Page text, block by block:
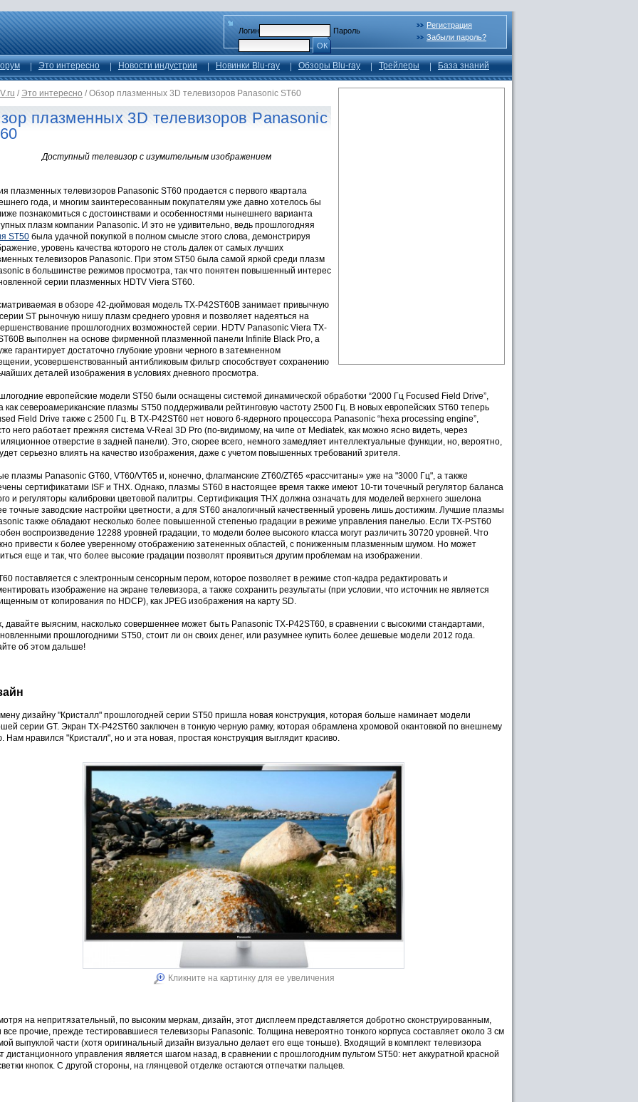
Логин
Пароль
ОК
Регистрация
Забыли пароль?
Это интересно Новости индустрии Новинки Blu-ray Обзоры Blu-ray Трейлеры База знаний
/ Это интересно / Обзор плазменных 3D телевизоров Panasonic ST60
плазменных 3D телевизоров Panasonic
Доступный телевизор с изумительным изображением
плазменных телевизоров Panasonic ST60 продается с первого квартала
года, и многим заинтересованным покупателям уже давно хотелось бы
познакомиться с достоинствами и особенностями нынешнего варианта
плазм компании Panasonic. И это не удивительно, ведь прошлогодняя
ST50 была удачной покупкой в полном смысле этого слова, демонстрируя
уровень качества которого не столь далек от самых лучших
телевизоров Panasonic. При этом ST50 была самой яркой среди плазм
в большинстве режимов просмотра, так что понятен повышенный интерес
серии плазменных HDTV Viera ST60.
в обзоре 42-дюймовая модель TX-P42ST60B занимает привычную
ST рыночную нишу плазм среднего уровня и позволяет надеяться на
прошлогодних возможностей серии. HDTV Panasonic Viera TX-
выполнен на основе фирменной плазменной панели Infinite Black Pro, а
гарантирует достаточно глубокие уровни черного в затемненном
усовершенствованный антибликовым фильтр способствует сохранению
деталей изображения в условиях дневного просмотра.
европейские модели ST50 были оснащены системой динамической обработки “2000 Гц Focused Field Drive”,
как североамериканские плазмы ST50 поддерживали рейтинговую частоту 2500 Гц. В новых европейских ST60 теперь
Field Drive также с 2500 Гц. В TX-P42ST60 нет нового 6-ядерного процессора Panasonic “hexa processing engine”,
него работает прежняя система V-Real 3D Pro (по-видимому, на чипе от Mediatek, как можно ясно видеть, через
отверстие в задней панели). Это, скорее всего, немного замедляет интеллектуальные функции, но, вероятно,
серьезно влиять на качество изображения, даже с учетом повышенных требований зрителя.
плазмы Panasonic GT60, VT60/VT65 и, конечно, флагманские ZT60/ZT65 «рассчитаны» уже на "3000 Гц", а также
сертификатами ISF и THX. Однако, плазмы ST60 в настоящее время также имеют 10-ти точечный регулятор баланса
и регуляторы калибровки цветовой палитры. Сертификация THX должна означать для моделей верхнего эшелона
точные заводские настройки цветности, а для ST60 аналогичный качественный уровень лишь достижим. Лучшие плазмы
также обладают несколько более повышенной степенью градации в режиме управления панелью. Если TX-PST60
воспроизведение 12288 уровней градации, то модели более высокого класса могут различить 30720 уровней. Что
привести к более уверенному отображению затененных областей, с пониженным плазменным шумом. Но может
еще и так, что более высокие градации позволят проявиться другим проблемам на изображении.
поставляется с электронным сенсорным пером, которое позволяет в режиме стоп-кадра редактировать и
изображение на экране телевизора, а также сохранить результаты (при условии, что источник не является
от копирования по HDCP), как JPEG изображения на карту SD.
давайте выясним, насколько совершеннее может быть Panasonic TX-P42ST60, в сравнении с высокими стандартами,
прошлогодними ST50, стоит ли он своих денег, или разумнее купить более дешевые модели 2012 года.
об этом дальше!
дизайну "Кристалл" прошлогодней серии ST50 пришла новая конструкция, которая больше наминает модели
серии GT. Экран TX-P42ST60 заключен в тонкую черную рамку, которая обрамлена хромовой окантовкой по внешнему
Нам нравился "Кристалл", но и эта новая, простая конструкция выглядит красиво.
Кликните на картинку для ее увеличения
на непритязательный, по высоким меркам, дизайн, этот дисплеем представляется добротно сконструированным,
все прочие, прежде тестировавшиеся телевизоры Panasonic. Толщина невероятно тонкого корпуса составляет около 3 см
выпуклой части (хотя оригинальный дизайн визуально делает его еще тоньше). Входящий в комплект телевизора
дистанционного управления является шагом назад, в сравнении с прошлогодним пультом ST50: нет аккуратной красной
кнопок. С другой стороны, на глянцевой отделке остаются отпечатки пальцев.